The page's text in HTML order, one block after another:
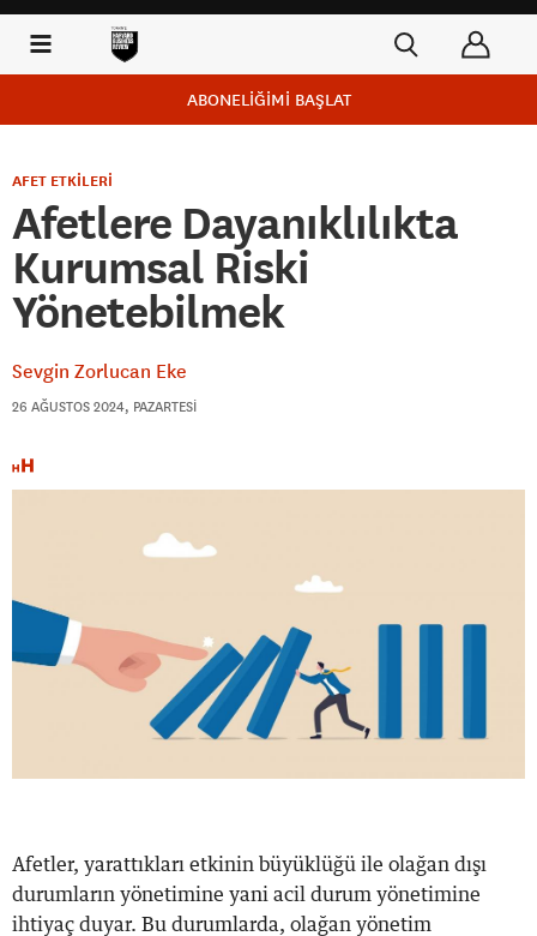
ABONELİĞİMİ BAŞLAT
AFET ETKİLERİ
Afetlere Dayanıklılıkta
Kurumsal Riski
Yönetebilmek
Sevgin Zorlucan Eke
26 AĞUSTOS 2024, PAZARTESI
Afetler, yarattıkları etkinin büyüklüğü ile olağan dışı
durumların yönetimine yani acil durum yönetimine
ihtiyaç duyar. Bu durumlarda, olağan yönetim